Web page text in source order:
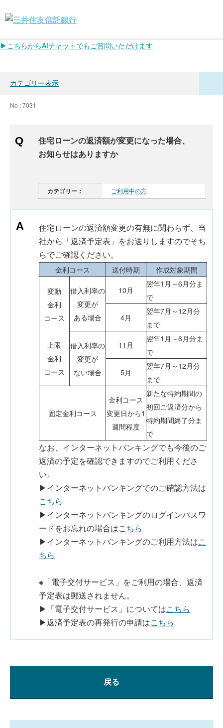
▶こちらからAIチャットでもご質問いただけます
カテゴリー表示
No : 7031
住宅ローンの返済額が変更になった場合、
お知らせはありますか
カテゴリー： ご利用中の方
住宅ローンの返済額変更の有無に関わらず、当
社から「返済予定表」をお送りしますのでそち
らでご確認ください。
金利コース 送付時期 作成対象期間
変動
金利
コース
上限
金利
コース
借入利率の
変更が
ある場合
10月
翌年1月～6月分ま
で
4月
翌年7月～12月分
まで
借入利率の
変更が
ない場合
11月
翌年1月～6月分ま
で
5月
翌年7月～12月分
まで
固定金利コース
金利コース
変更日から1
週間程度
新たな特約期間の
初回ご返済分から
特約期間終了分ま
で
なお、インターネットバンキングでも今後のご
返済の予定を確認できますのでご利用くださ
い。
▶インターネットバンキングでのご確認方法は
こちら
▶インターネットバンキングのログインパスワ
ードをお忘れの場合はこちら
▶インターネットバンキングのご利用方法はこ
ちら
※ 「電子交付サービス」をご利用の場合、返済
予定表は郵送されません。
▶「電子交付サービス」についてはこちら
▶返済予定表の再発行の申請はこちら
戻る